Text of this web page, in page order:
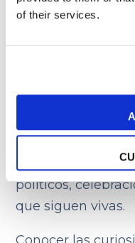
of their services.
El Big Ben no
marca el paso
británica. Ha sido
guerras y demás
testigo de
políticos,
que siguen vivas.